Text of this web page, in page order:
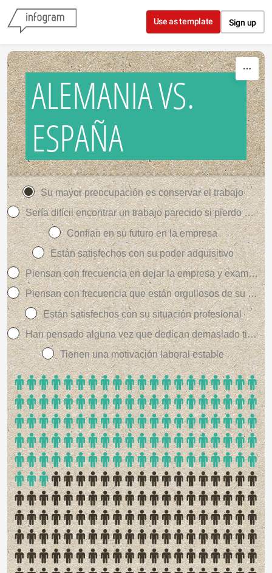
Skip to content
Use as template Sign up
ALEMANIA VS.
ESPAÑA
Su mayor preocupación es conservar el trabajo
Sería difícil encontrar un trabajo parecido si pierdo el actual
Confían en su futuro en la empresa
Están satisfechos con su poder adquisitivo
Piensan con frecuencia en dejar la empresa y examinan con atención las propuestas
Piensan con frecuencia que están orgullosos de su trabajo
Están satisfechos con su situación profesional
Han pensado alguna vez que dedican demasiado tiempo al trabajo
Tienen una motivación laboral estable